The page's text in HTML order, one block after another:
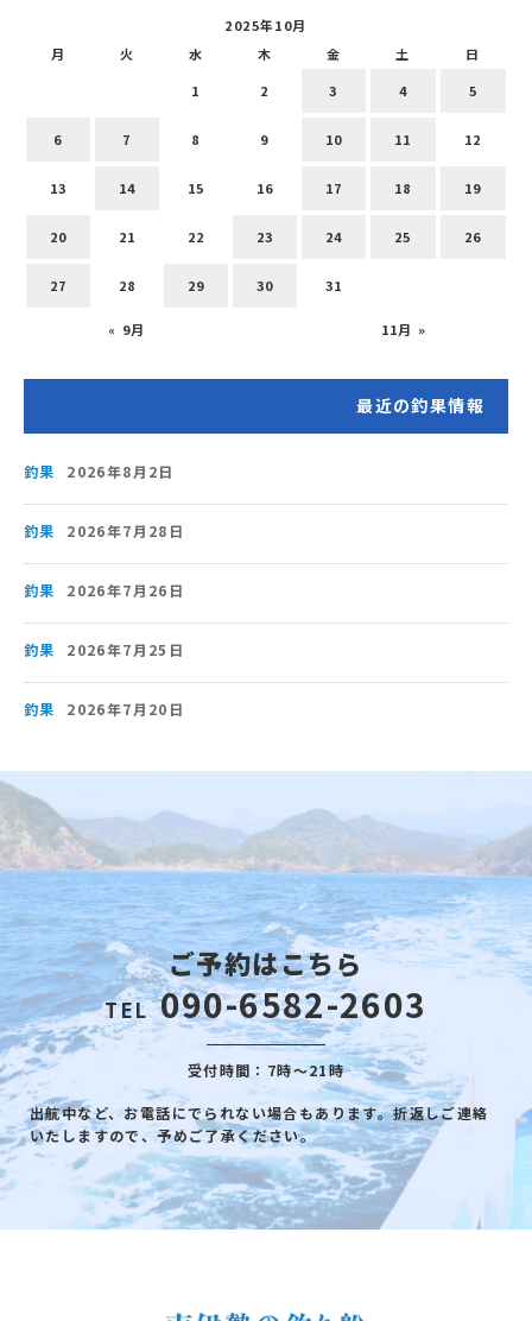
2025年10月
月
火 水 木 金 土 日
« 9月 11月 »
1 2 3 4 5
6 7 8 9 10 11 12
13 14 15 16 17 18 19
20 21 22 23 24 25 26
27 28 29 30 31
最近の釣果情報
釣果 2026年8月2日
釣果 2026年7月28日
釣果 2026年7月26日
釣果 2026年7月25日
釣果 2026年7月20日
ご予約はこちら
TEL 090-6582-2603
受付時間：7時～21時
出航中など、お電話にでられない場合もあります。折返しご連絡
いたしますので、予めご了承ください。